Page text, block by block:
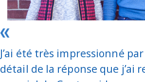
J’ai été très impressionné
détail de la réponse que j’ai